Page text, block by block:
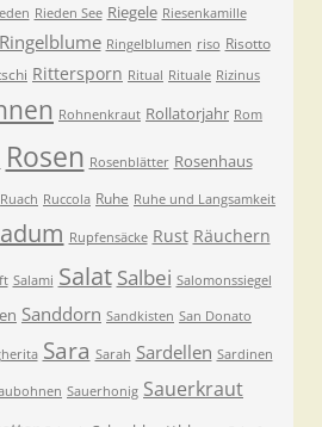
Rieden See Riegele Riesenkamille
Ringelblume Ringelblumen riso Risotto
Rittersporn Ritual Rituale Rizinus
Rohnenkraut Rollatorjahr Rom
Rosen Rosenblätter Rosenhaus
Ruach Ruccola Ruhe Ruhe und Langsamkeit
Rupfensäcke Rust Räuchern
Salami Salat Salbei Salomonssiegel
Sanddorn Sandkisten San Donato
Sara Sarah Sardellen Sardinen
Sauerhonig Sauerkraut